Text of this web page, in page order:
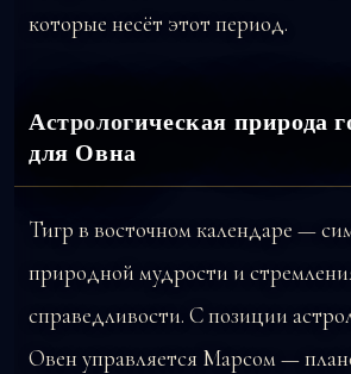
которые несёт этот период.
Астрологическая природа
для Овна
Тигр в восточном календаре —
природной мудрости и
справедливости. С позиции
Овен управляется Марсом —